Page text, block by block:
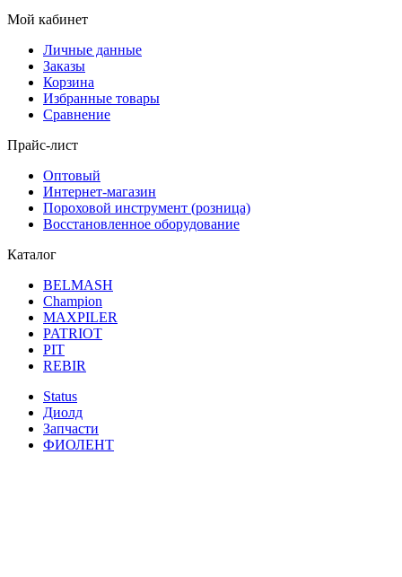
Мой кабинет
Личные данные
Заказы
Корзина
Избранные товары
Сравнение
Прайс-лист
Оптовый
Интернет-магазин
Пороховой инструмент (розница)
Восстановленное оборудование
Каталог
BELMASH
Champion
MAXPILER
PATRIOT
PIT
REBIR
Status
Диолд
Запчасти
ФИОЛЕНТ